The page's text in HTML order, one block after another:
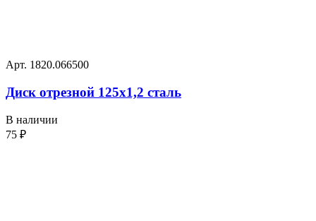
Арт. 1820.066500
Диск отрезной 125х1,2 сталь
В наличии
75 ₽